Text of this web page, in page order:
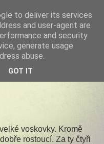
s námi může žít v bytě,
starostem.
voskovky. Kromě
rostoucí. Za ty čtyři
to deliver its services
and user-agent are
and security
generate usage
abuse.
GOT IT